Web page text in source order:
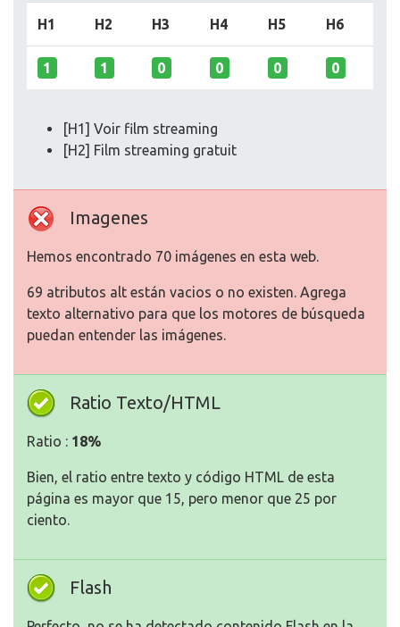
H1 H2 H3 H4 H5 H6
1 1 0 0 0 0
[H1] Voir film streaming
[H2] Film streaming gratuit
Imagenes
Hemos encontrado 70 imágenes en esta web.
69 atributos alt están vacios o no existen. Agrega
texto alternativo para que los motores de búsqueda
puedan entender las imágenes.
Ratio Texto/HTML
Ratio : 18%
Bien, el ratio entre texto y código HTML de esta
página es mayor que 15, pero menor que 25 por
ciento.
Flash